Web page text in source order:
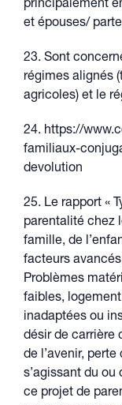
principalement
et épouses/
23. Sont
régimes alignés
agricoles) et le
24. https://
familiaux-
devolution
25. Le rapport «
parentalité chez
famille, de
facteurs
Problèmes
faibles,
inadaptées ou
désir de carrière
de l’avenir,
s’agissant du
ce projet de